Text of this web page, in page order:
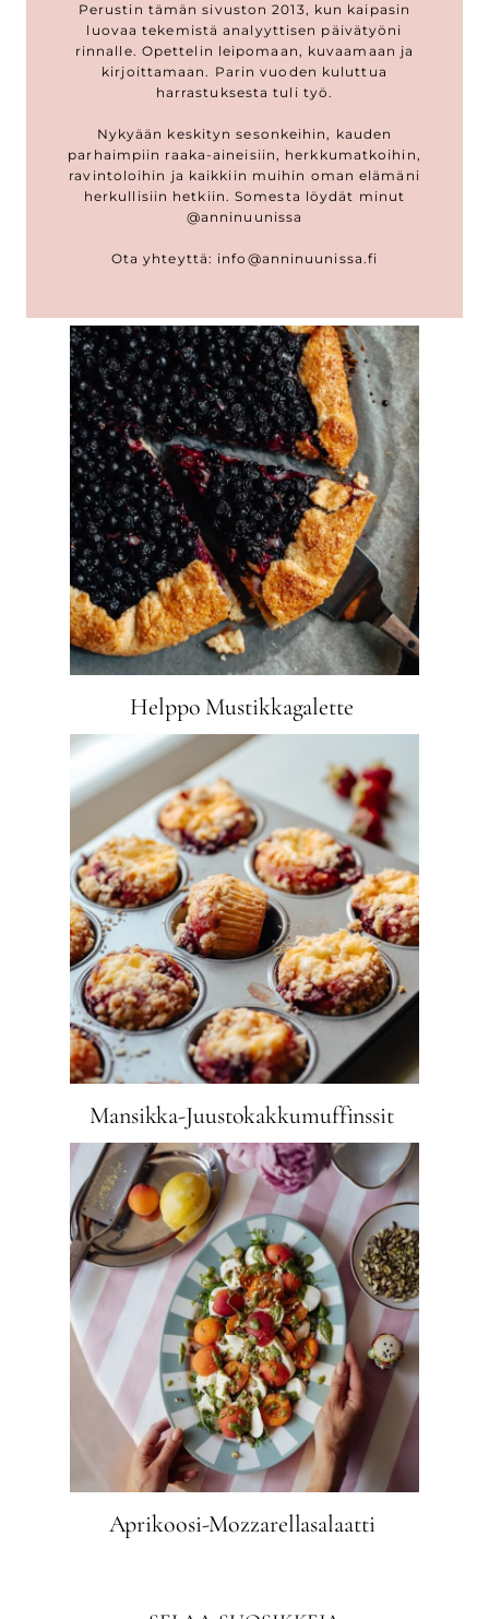
Perustin tämän sivuston 2013, kun kaipasin
luovaa tekemistä analyyttisen päivätyöni
rinnalle. Opettelin leipomaan, kuvaamaan ja
kirjoittamaan. Parin vuoden kuluttua
harrastuksesta tuli työ.
Nykyään keskityn sesonkeihin, kauden
parhaimpiin raaka-aineisiin, herkkumatkoihin,
ravintoloihin ja kaikkiin muihin oman elämäni
herkullisiin hetkiin. Somesta löydät minut
@anninuunissa
Ota yhteyttä: info@anninuunissa.fi
UUSIMMAT
Helppo Mustikkagalette
Mansikka-Juustokakkumuffinssit
Aprikoosi-Mozzarellasalaatti